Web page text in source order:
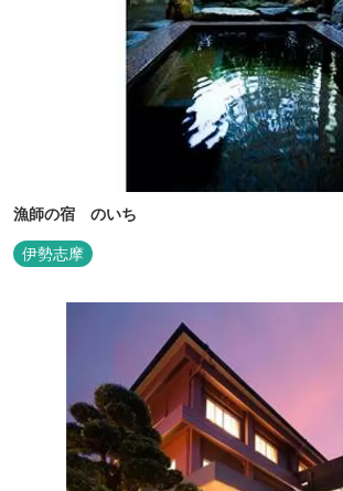
漁師の宿 のいち
伊勢志摩